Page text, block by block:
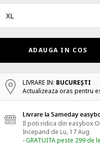
XL
ADAUGA IN COS
LIVRARE IN: BUCUREŞTI
Actualizeaza oras pentru
Livrare la Sameday
Il poti ridica din easybox
Incepand de Lu, 17 Aug
- GRATUITA peste 299 de